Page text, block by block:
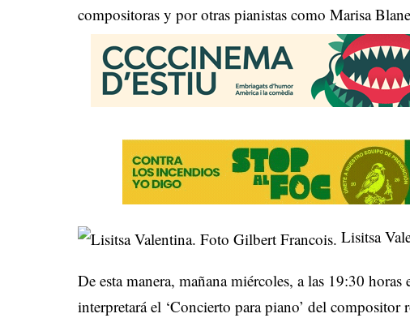
compositoras y por otras pianistas como Marisa
Lisitsa
De esta manera, mañana miércoles, a las 19:30
interpretará el ‘Concierto para piano’ del